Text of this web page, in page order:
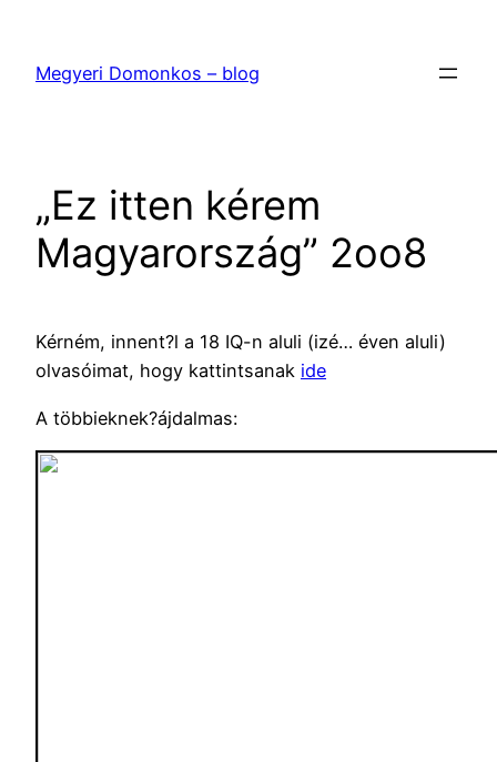
tartalomhoz
Megyeri Domonkos – blog
„Ez itten kérem
Magyarország” 2oo8
Kérném, innent?l a 18 IQ-n aluli (izé… éven aluli)
olvasóimat, hogy kattintsanak ide
A többieknek?ájdalmas: